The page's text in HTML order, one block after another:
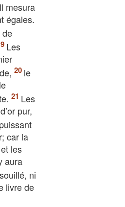
mesura
égales.
de
Les
le
Les
pur,
car la
les
aura
ni
livre de